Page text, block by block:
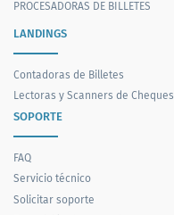
PROCESADORAS DE BILLETES
LANDINGS
Contadoras de Billetes
Lectoras y Scanners de Cheques
SOPORTE
FAQ
Servicio técnico
Solicitar soporte